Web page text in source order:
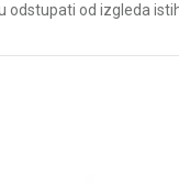
odstupati od izgleda